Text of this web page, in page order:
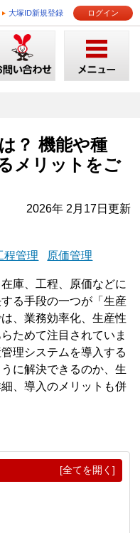
大塚ID新規登録 ログイン
？ 機能や種
メリットをご
2026年 2月17日更新
程管理 原価管理
庫、工程、原価などに
る手段の一つが「生産
、業務効率化、生産性
ためて注目されていま
理システムを導入する
に解決できるのか、生
、導入のメリットも併
[全てを開く]